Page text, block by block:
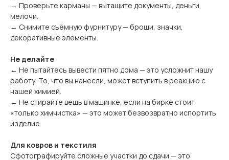
→ Проверьте карманы — вытащите документы, деньги,
мелочи.
→ Снимите съёмную фурнитуру — броши, значки,
декоративные элементы.
Не делайте
← Не пытайтесь вывести пятно дома — это усложнит нашу
работу. То, что вы нанесли, может вступить в реакцию с
нашей химией.
← Не стирайте вещь в машинке, если на бирке стоит
«только химчистка» — это может безвозвратно испортить
изделие.
Для ковров и текстиля
Сфотографируйте сложные участки до сдачи — это